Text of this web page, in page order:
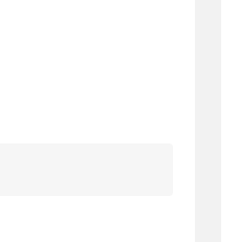
了包括改变字体、颜